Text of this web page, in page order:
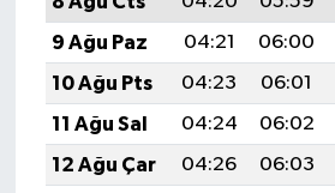
9 Ağu Paz
04:21 06:00
10 Ağu Pts
04:23 06:01
11 Ağu Sal
04:24 06:02
12 Ağu Çar
04:26 06:03